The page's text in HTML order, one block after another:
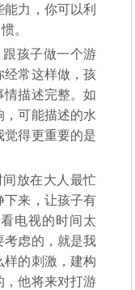
力，你可以利
。
孩子做一个游
经常这样做，孩
描述完整。如
可能描述的水
得更重要的是
放在大人最忙
下来，让孩子有
电视的时间太
考虑的，就是我
的刺激，建构
，他将来对打游